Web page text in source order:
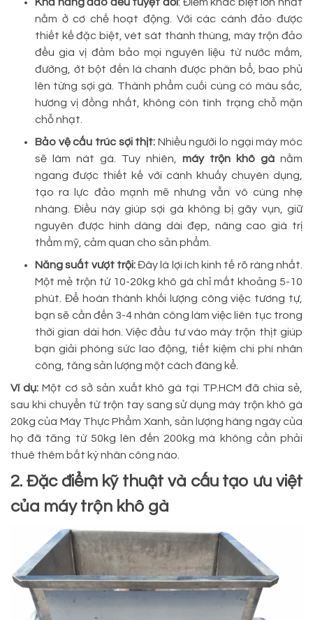
nằm ở cơ chế hoạt động. Với các cánh đảo được
thiết kế đặc biệt, vét sát thành thùng, máy trộn đảo
đều gia vị đảm bảo mọi nguyên liệu từ nước mắm,
đường, ớt bột đến lá chanh được phân bổ, bao phủ
lên từng sợi gà. Thành phẩm cuối cùng có màu sắc,
hương vị đồng nhất, không còn tình trạng chỗ mặn
chỗ nhạt.
Bảo vệ cấu trúc sợi thịt: Nhiều người lo ngại máy móc
sẽ làm nát gà. Tuy nhiên, máy trộn khô gà nằm
ngang được thiết kế với cánh khuấy chuyên dụng,
tạo ra lực đảo mạnh mẽ nhưng vẫn vô cùng nhẹ
nhàng. Điều này giúp sợi gà không bị gãy vụn, giữ
nguyên được hình dáng dài đẹp, nâng cao giá trị
thẩm mỹ, cảm quan cho sản phẩm.
Năng suất vượt trội:Đây là lợi ích kinh tế rõ ràng nhất.
Một mẻ trộn từ 10-20kg khô gà chỉ mất khoảng 5-10
phút. Để hoàn thành khối lượng công việc tương tự,
bạn sẽ cần đến 3-4 nhân công làm việc liên tục trong
thời gian dài hơn. Việc đầu tư vào máy trộn thịt giúp
bạn giải phóng sức lao động, tiết kiệm chi phí nhân
công, tăng sản lượng một cách đáng kể.
Ví dụ:Một cơ sở sản xuất khô gà tại TP.HCM đã chia sẻ,
sau khi chuyển từ trộn tay sang sử dụng máy trộn khô gà
20kg của Máy Thực Phẩm Xanh, sản lượng hàng ngày của
họ đã tăng từ 50kg lên đến 200kg mà không cần phải
thuê thêm bất kỳ nhân công nào.
2. Đặc điểm kỹ thuật và cấu tạo ưu việt
của máy trộn khô gà